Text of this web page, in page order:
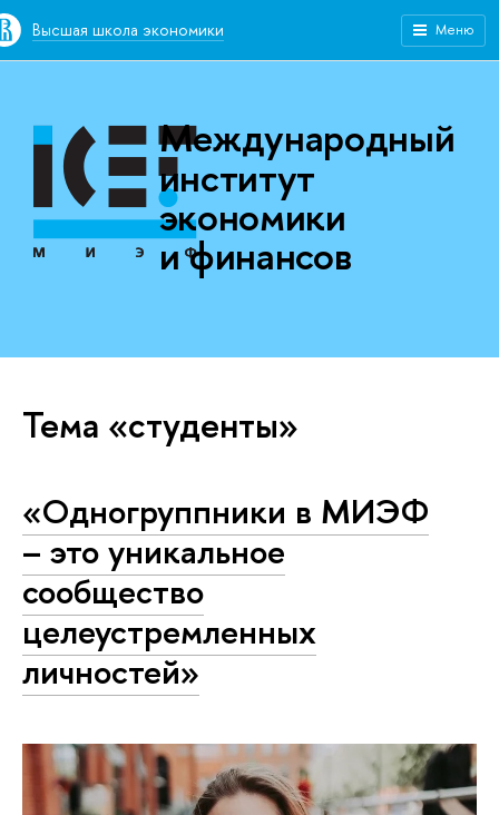
Высшая школа экономики Меню
Международный
институт
экономики
и финансов
Тема «студенты»
«Одногруппники в МИЭФ
– это уникальное
сообщество
целеустремленных
личностей»